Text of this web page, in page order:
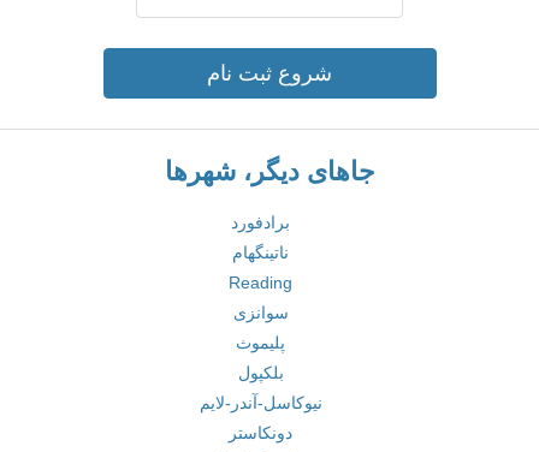
شروع ثبت نام
جاهای دیگر، شهرها
برادفورد
ناتینگهام
Reading
سوانزی
پلیموث
بلکپول
نیوکاسل-آندر-لایم
دونکاستر